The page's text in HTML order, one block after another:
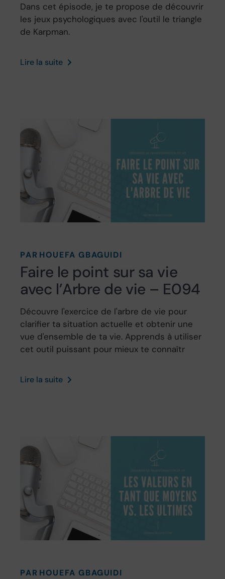
Dans cet épisode, je te propose de découvrir
les jeux psychologiques avec l'outil le triangle
de Karpman.
Lire la suite
PAR HOUEFA GBAGUIDI
Faire le point sur sa vie
avec l’Arbre de vie – E094
Découvre l'exercice de l'arbre de vie pour
clarifier ta situation actuelle et obtenir une
vue d'ensemble de ta vie. Apprends à utiliser
cet outil puissant pour mieux te connaîtr
Lire la suite
PAR HOUEFA GBAGUIDI